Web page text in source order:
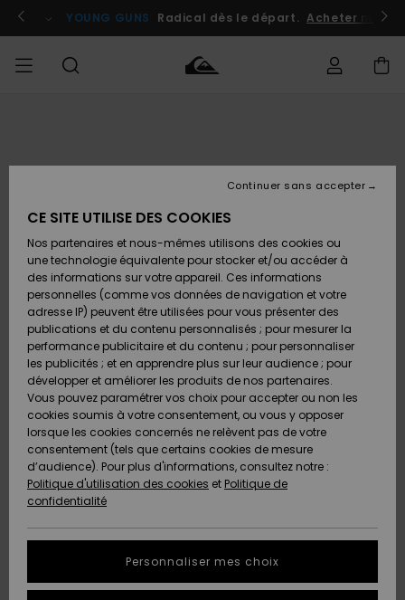
l'information
le
Se connecter / s'inscrire
YOUNG GUNS Radical dès le départ. Acheter
Chaussures
& Tongs
Surf
Snow
Nouveautés
A
Découvrir
Chaussures
& Tongs
Surf
Snow
Nouveautés
A
Découvrir
FEMME
A
Découvrir
Snow
SURF
Surf
Shop
Enfant
Highlights
Communauté
SNOW
Snow
Shop
Enfant
Snow
Shop
Femme
A
Découvrir
Communauté
OUTLET
Enfant
Outlet
Femme
AIDE &
CONTACT
Retours
Paiement
Carte
Cadeau
Quiksilver
Freedom
Protection
des
tailles
MAGASINS
QUIKSILVER
CE SITE UTILISE DES COOKIES
Nos partenaires et nous-mêmes utilisons des cookies ou
une technologie équivalente pour stocker et/ou accéder à
des informations sur votre appareil. Ces informations
personnelles (comme vos données de navigation et votre
adresse IP) peuvent être utilisées pour vous présenter des
publications et du contenu personnalisés ; pour mesurer la
performance publicitaire et du contenu ; pour personnaliser
les publicités ; et en apprendre plus sur leur audience ; pour
développer et améliorer les produits de nos partenaires.
Vous pouvez paramétrer vos choix pour accepter ou non les
cookies soumis à votre consentement, ou vous y opposer
lorsque les cookies concernés ne relèvent pas de votre
consentement (tels que certains cookies de mesure
d’audience). Pour plus d'informations, consultez notre :
Politique d'utilisation des cookies et Politique de
confidentialité
Personnaliser mes choix
Continuer sans accepter